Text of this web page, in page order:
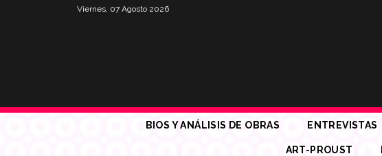
Viernes, 07 Agosto 2026
BIOS Y ANÁLISIS DE OBRAS ENTREVISTAS
ART-PROUST